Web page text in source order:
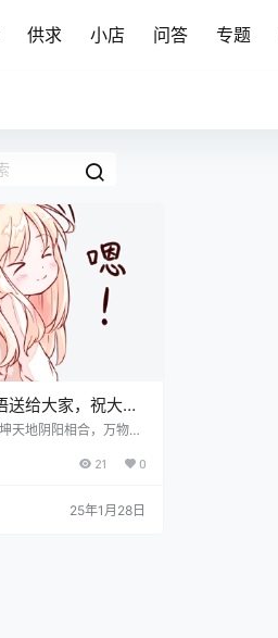
供求 小店 问答 专题
送给大家，祝大家
天地阴阳相合，万物生
与成长。在这吉祥的年
应变，智勇双全，事业
。 家宅安泰：如盘蛇护
21 0
25年1月28日